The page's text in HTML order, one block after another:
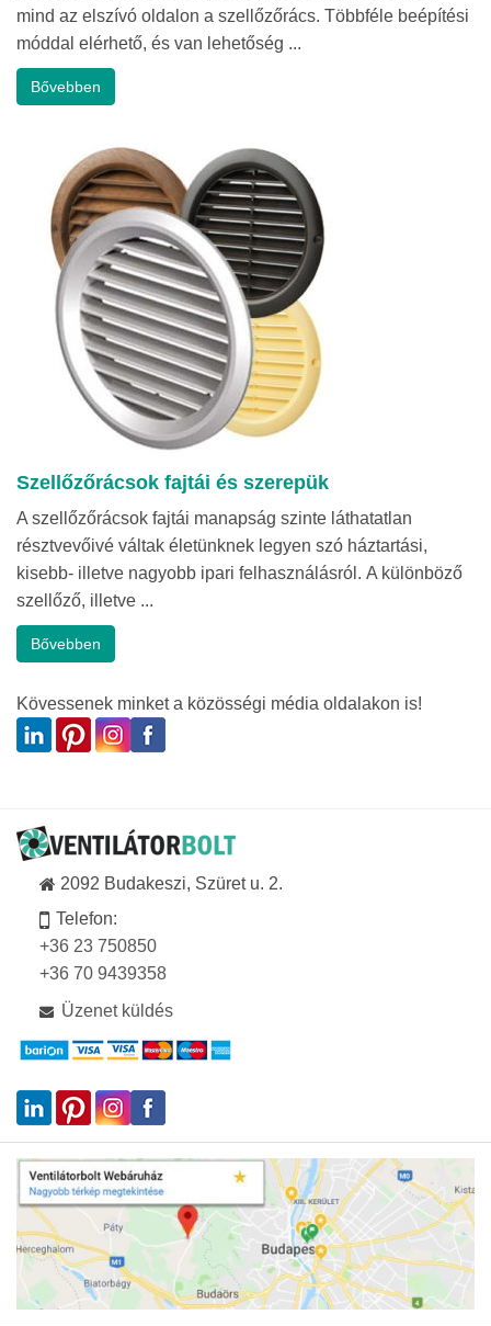
mind az elszívó oldalon a szellőzőrács. Többféle beépítési
móddal elérhető, és van lehetőség ...
Bővebben
Szellőzőrácsok fajtái és szerepük
A szellőzőrácsok fajtái manapság szinte láthatatlan
résztvevőivé váltak életünknek legyen szó háztartási,
kisebb- illetve nagyobb ipari felhasználásról. A különböző
szellőző, illetve ...
Bővebben
Kövessenek minket a közösségi média oldalakon is!
2092 Budakeszi, Szüret u. 2.
Telefon:
+36 23 750850
+36 70 9439358
Üzenet küldés